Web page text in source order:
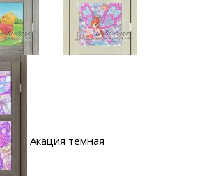
Акация темная